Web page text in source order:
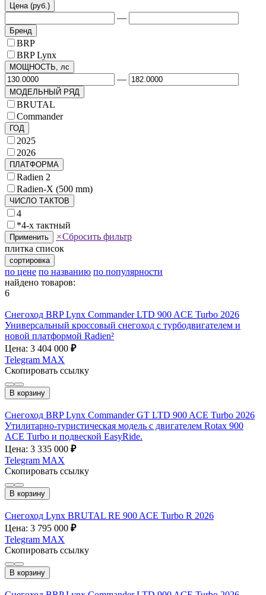
Цена (руб.)
—
Бренд
BRP
BRP Lynx
МОЩНОСТЬ, лс
—
МОДЕЛЬНЫЙ РЯД
BRUTAL
Commander
ГОД
2025
2026
ПЛАТФОРМА
Radien 2
Radien-X (500 mm)
ЧИСЛО ТАКТОВ
4
*4-х тактный
Применить ×Сбросить фильтр
плитка список
сортировка
по цене по названию по популярности
найдено товаров:
6
Снегоход BRP Lynx Commander LTD 900 ACE Turbo 2026
Универсальный кроссовый снегоход с турбодвигателем и
новой платформой Radien²
Цена: 3 404 000 ₽
Telegram MAX
Скопировать ссылку
В корзину
Снегоход BRP Lynx Commander GT LTD 900 ACE Turbo 2026
Утилитарно-туристическая модель с двигателем Rotax 900
ACE Turbo и подвеской EasyRide.
Цена: 3 335 000 ₽
Telegram MAX
Скопировать ссылку
В корзину
Снегоход Lynx BRUTAL RE 900 ACE Turbo R 2026
Цена: 3 795 000 ₽
Telegram MAX
Скопировать ссылку
В корзину